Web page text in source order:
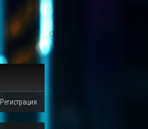
Регистрация